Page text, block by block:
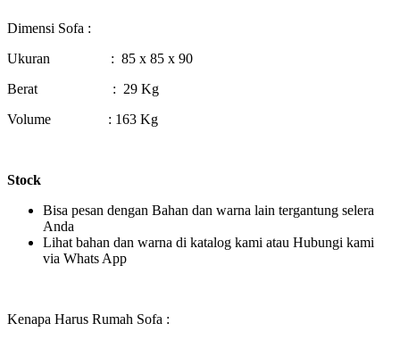
Dimensi Sofa :
Ukuran : 85 x 85 x 90
Berat : 29 Kg
Volume : 163 Kg
Stock
Bisa pesan dengan Bahan dan warna lain tergantung selera
Anda
Lihat bahan dan warna di katalog kami atau Hubungi kami
via Whats App
Kenapa Harus Rumah Sofa :